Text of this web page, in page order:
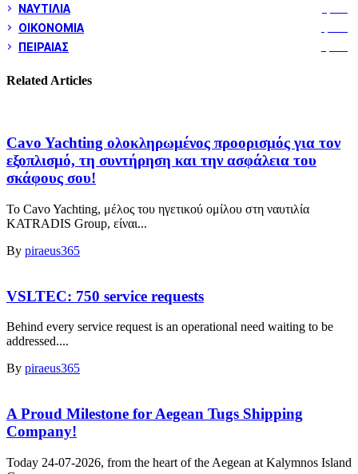
ΝΑΥΤΙΛΙΑ
ΟΙΚΟΝΟΜΙΑ
ΠΕΙΡΑΙΑΣ
Related Articles
Cavo Yachting ολοκληρωμένος προορισμός για τον
εξοπλισμό, τη συντήρηση και την ασφάλεια του
σκάφους σου!
Το Cavo Yachting, μέλος του ηγετικού ομίλου στη ναυτιλία
KATRADIS Group, είναι...
By piraeus365
VSLTEC: 750 service requests
Behind every service request is an operational need waiting to be
addressed....
By piraeus365
A Proud Milestone for Aegean Tugs Shipping
Company!
Today 24-07-2026, from the heart of the Aegean at Kalymnos Island